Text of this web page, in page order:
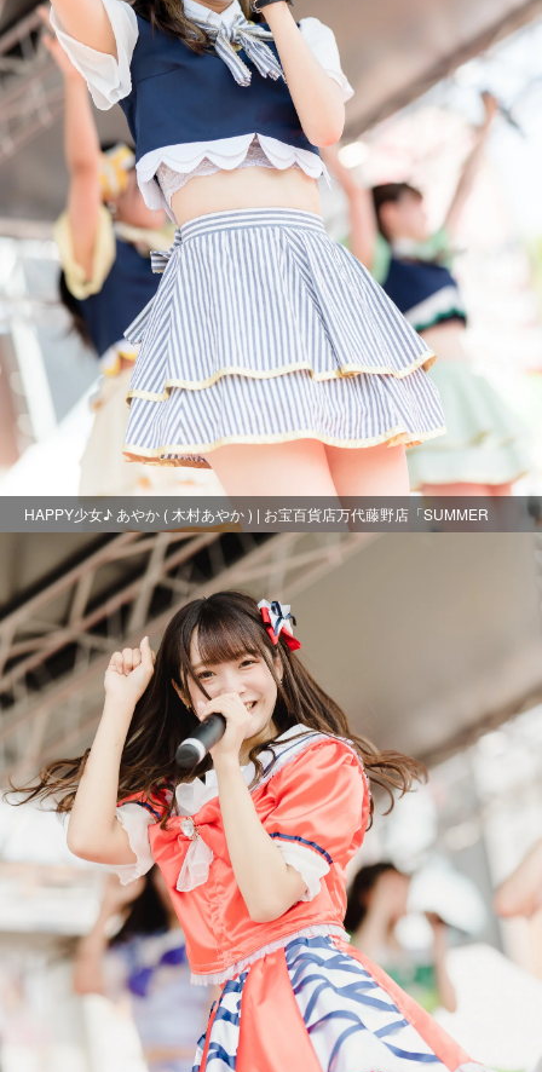
HAPPY少女♪ あやか ( 木村あやか ) | お宝百貨店万代藤野店「SUMMER
FESTIVAL 2021」2日目